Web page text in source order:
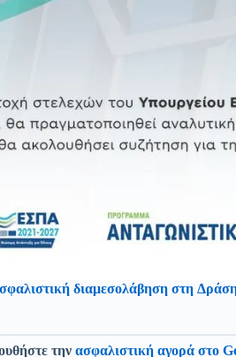
διαμεσολάβηση στη Δράση
την ασφαλιστική αγορά στο